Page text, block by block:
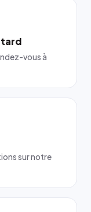
tard
vous à
sur notre